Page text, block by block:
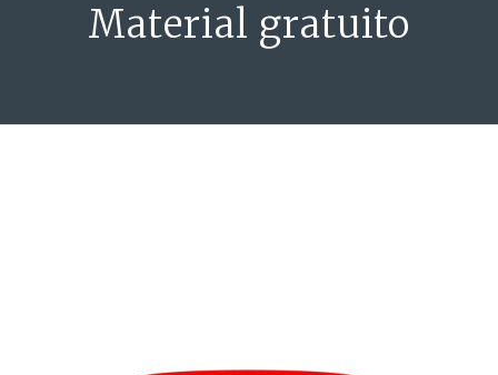
Material gratuito